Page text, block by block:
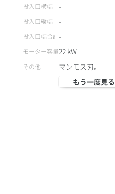
投入口横幅 -
投入口縦幅 -
投入口幅合計-
モーター容量22kW
その他
マンモス刃。
もう一度見る